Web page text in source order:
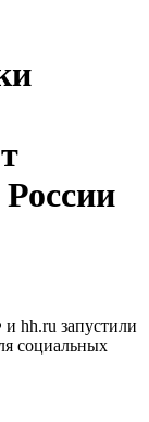
hh.ru запустили
социальных